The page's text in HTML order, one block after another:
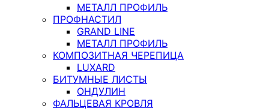
МЕТАЛЛ ПРОФИЛЬ
ПРОФНАСТИЛ
GRAND LINE
МЕТАЛЛ ПРОФИЛЬ
КОМПОЗИТНАЯ ЧЕРЕПИЦА
LUXARD
БИТУМНЫЕ ЛИСТЫ
ОНДУЛИН
ФАЛЬЦЕВАЯ КРОВЛЯ